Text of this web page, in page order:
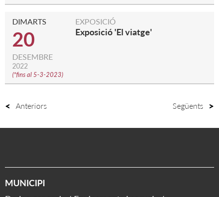
DIMARTS
20
DESEMBRE
2022
(*fins al 5-3-2023)
EXPOSICIÓ
Exposició 'El viatge'
Anteriors Següents
MUNICIPI